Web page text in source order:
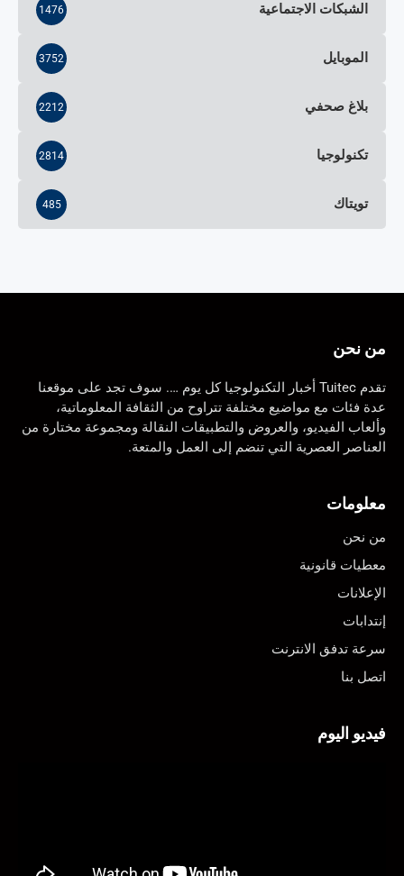
الشبكات الاجتماعية 1476
الموبايل 3752
بلاغ صحفي 2212
تكنولوجيا 2814
تويتاك 485
من نحن
تقدم Tuitec أخبار التكنولوجيا كل يوم …. سوف تجد على موقعنا
عدة فئات مع مواضيع مختلفة تتراوح من الثقافة المعلوماتية،
وألعاب الفيديو، والعروض والتطبيقات النقالة ومجموعة مختارة من
العناصر العصرية التي تنضم إلى العمل والمتعة.
معلومات
من نحن
معطيات قانونية
الإعلانات
إنتدابات
سرعة تدفق الانترنت
اتصل بنا
فيديو اليوم